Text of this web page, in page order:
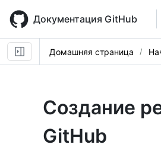
main
content
Документация GitHub
Домашняя страница
Создание
GitHub